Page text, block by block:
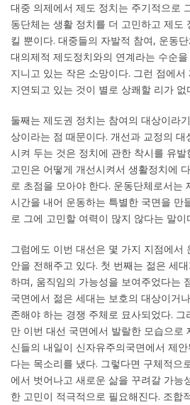
대중 의제에서 제도 정치는 주기적으로
동단체는 생활 정치를 더 고민하고 제도
킬 뿐이다. 대중들의 자발적 참여, 운동
대의제적 제도정치와의 연계라는 수순
지니고 있는 작은 소망이다. 그런 점에
지연되고 있는 것이 별로 상쾌할 리가 없
둘째는 제도권 정치는 참여의 대상이라
상이라는 점 때문이다. 개선과 교정의
시켜 두는 것은 정치에 관한 착시를 유
고민은 어떻게 개선시켜서 생활정치에
로 초점을 모아야 한다. 운동단체로서는
시간을 내어 운동하는 특별한 국면을 만
로 그에 고민할 여력이 많지 않다는 말이
그럼에도 이번 대선은 몇 가지 지점에서
안을 전해주고 있다. 첫 번째는 젊은 세
하며, 움직임의 가능성을 보여주었다는
국면에서 젊은 세대는 보호의 대상이거
존해야 하는 경쟁 주체로 묘사되었다.
만 이번 대선 국면에서 발랄한 모습으로
신들의 내일이 신자유주의국면에서 제
다는 목소리를 냈다. 그렇다면 구체적으
에서 벗어나고 새로운 삶을 꾸려갈 가능
한 고민이 적극적으로 필요해진다. 조합